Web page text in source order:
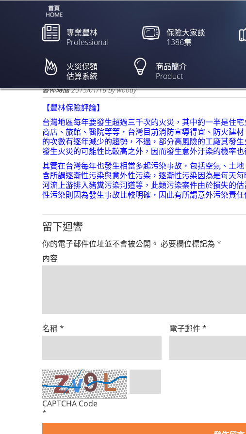
專業豐林
Professional
保險大家談
1386集
火災保額
估算系統
商品簡介
Product
欲閱讀全文請點上列新聞標題
發佈時間2015/01/16bywoody
【豐林保險評論】
台灣地區每年要發生超過三千次的火災，其中約一半是住
商店、旅館、醫院等等，台灣目前消防宣導得宜、防火建
的次數有逐年減少的趨勢，不過，部分高風險的工廠其發
發生火災的可能性比較高之外，因而發生意外汙染的機率也
其實在台灣每年也發生相當多起污染事故，包括空氣、土
含所謂逐漸性污染與意外性污染，逐漸性污染因為是每天
河流上游排入豬糞污染河道等，此類污染案件由於損失的
性污染則因為發生事故比較明確，因此有所謂意外污染責任
留下迴響
你的電子郵件位址並不會被公開。 必要欄位標記為 *
內容
名稱* 電子郵件*
CAPTCHA Code
*